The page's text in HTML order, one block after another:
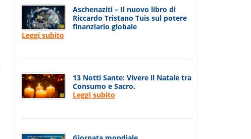
Aschenaziti – Il nuovo libro di
Riccardo Tristano Tuis sul potere
finanziario globale
Leggi subito
13 Notti Sante: Vivere il Natale tra
Consumo e Sacro.
Leggi subito